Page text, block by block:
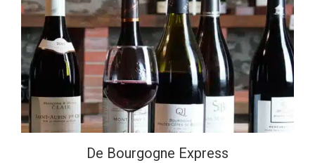
De Bourgogne Express
De Bourgogne Express